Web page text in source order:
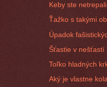
Keby ste
Ťažko s takými
Úpadok
Šťastie v nešťastí
Toľko hladných
Aký je vlastne